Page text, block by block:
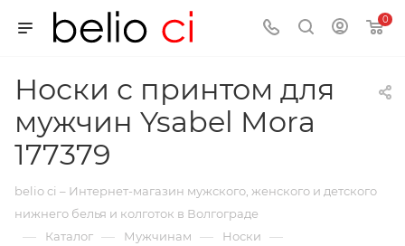
0
Носки с принтом для
мужчин Ysabel Mora
177379
belio ci – Интернет-магазин мужского, женского и детского
нижнего белья и колготок в Волгограде
— Каталог — Мужчинам — Носки —